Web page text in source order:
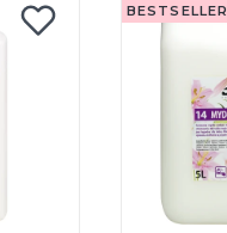
BESTSELLER